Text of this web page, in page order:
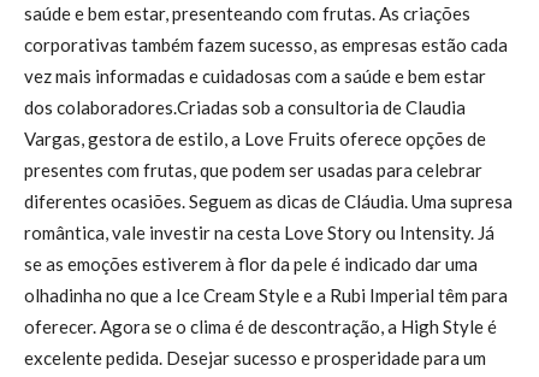
saúde e bem estar, presenteando com frutas. As criações
corporativas também fazem sucesso, as empresas estão cada
vez mais informadas e cuidadosas com a saúde e bem estar
dos colaboradores.Criadas sob a consultoria de Claudia
Vargas, gestora de estilo, a Love Fruits oferece opções de
presentes com frutas, que podem ser usadas para celebrar
diferentes ocasiões. Seguem as dicas de Cláudia. Uma supresa
romântica, vale investir na cesta Love Story ou Intensity. Já
se as emoções estiverem à flor da pele é indicado dar uma
olhadinha no que a Ice Cream Style e a Rubi Imperial têm para
oferecer. Agora se o clima é de descontração, a High Style é
excelente pedida. Desejar sucesso e prosperidade para um